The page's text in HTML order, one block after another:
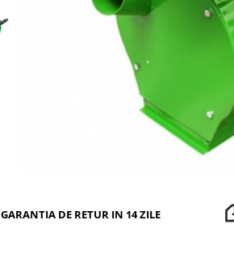
Artificiali
GARANTIA DE RETUR IN 14 ZILE